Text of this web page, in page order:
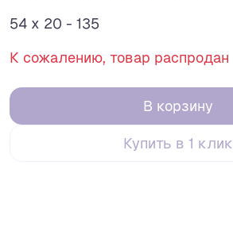
54 x 20 - 135
К сожалению, товар распродан
В корзину
Купить в 1 клик